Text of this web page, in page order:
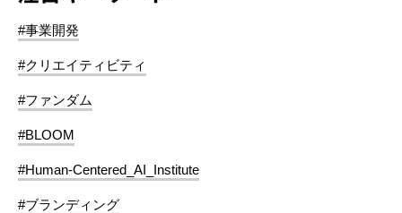
#事業開発
#クリエイティビティ
#ファンダム
#BLOOM
#Human-Centered_AI_Institute
#ブランディング